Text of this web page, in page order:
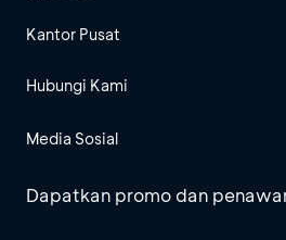
Kantor Pusat
Hubungi Kami
Media Sosial
Dapatkan promo dan